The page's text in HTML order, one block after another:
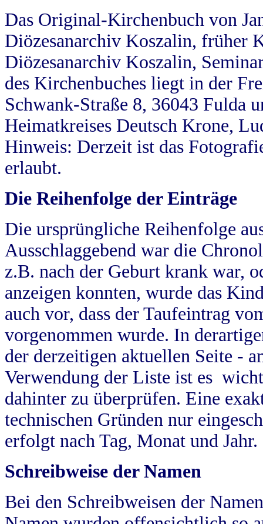
Das Original-Kirchenbuch von
Diözesanarchiv Koszalin, früher
Diözesanarchiv Koszalin,
des Kirchenbuches liegt in der
Schwank-Straße 8, 36043 Fulda
Heimatkreises Deutsch Krone,
Hinweis: Derzeit ist das
erlaubt.
Die Reihenfolge der Einträge
Die ursprüngliche Reihenfolge
Ausschlaggebend war die
z.B. nach der Geburt krank war,
anzeigen konnten, wurde das
auch vor, dass der Taufeintrag
vorgenommen wurde. In
der derzeitigen aktuellen Seite -
Verwendung der Liste ist es
dahinter zu überprüfen. Eine
technischen Gründen nur
erfolgt nach Tag, Monat und Jahr.
Schreibweise der Namen
Bei den Schreibweisen der